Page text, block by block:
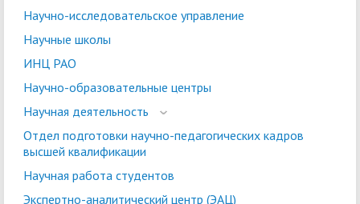
Научно-исследовательское управление
Научные школы
ИНЦ РАО
Научно-образовательные центры
Научная деятельность
Отдел подготовки научно-педагогических кадров
высшей квалификации
Научная работа студентов
Экспертно-аналитический центр (ЭАЦ)